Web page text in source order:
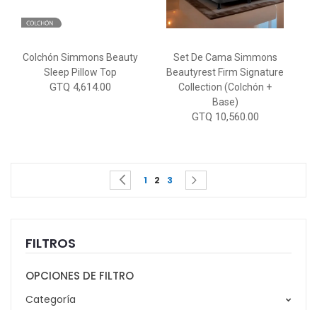
Colchón Simmons Beauty
Sleep Pillow Top
GTQ 4,614.00
Set De Cama Simmons
Beautyrest Firm Signature
Collection (Colchón +
Base)
GTQ 10,560.00
Page Page
Previous
Page
1
You're currently reading page
2 Page
3 Page
FILTROS
OPCIONES DE FILTRO
Categoría